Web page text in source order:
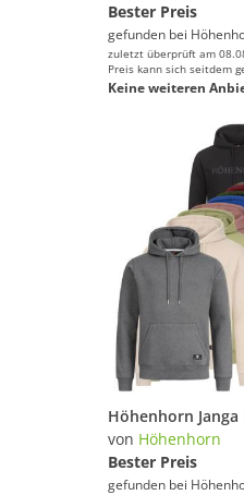
Bester Preis
gefunden bei
zuletzt überprüft am
Preis kann sich seitdem
Keine weiteren
von Höhenhorn
Bester Preis
gefunden bei